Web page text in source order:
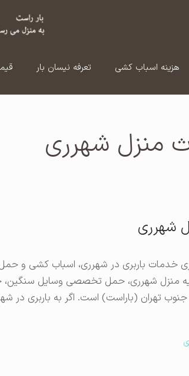
هزینه اسباب کشی تعرفه نیسان بار
منزل شهرری
شهرری
خدمات باربری در شهرری، اسباب کشی و حمل
منزل شهرری، حمل تخصصی وسایل سنگین،
تهران (باراست) است. اگر به باربری در